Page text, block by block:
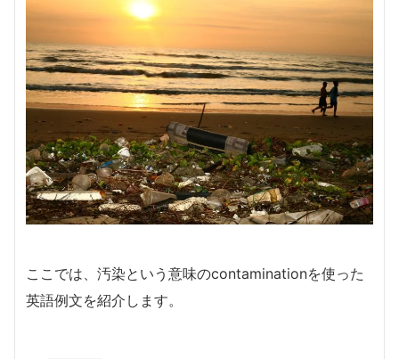
ここでは、汚染という意味のcontaminationを使った
英語例文を紹介します。